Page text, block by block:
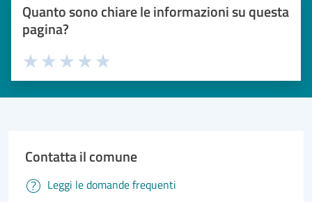
Quanto sono chiare le informazioni su questa
pagina?
Valuta 5 stelle su 5
Valuta 4 stelle su 5
Valuta 3 stelle su 5
Valuta 2 stelle su 5
Valuta 1 stelle su 5
Contatta il comune
Leggi le domande frequenti